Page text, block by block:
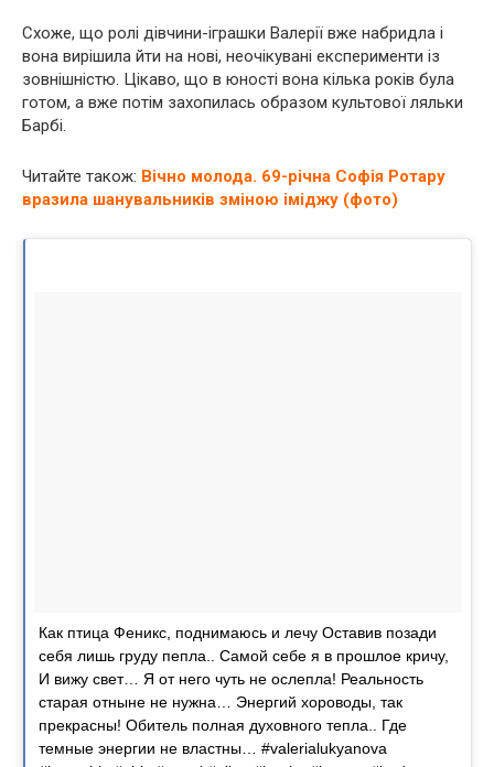
Схоже, що ролі дівчини-іграшки Валерії вже набридла і
вона вирішила йти на нові, неочікувані експерименти із
зовнішністю. Цікаво, що в юності вона кілька років була
готом, а вже потім захопилась образом культової ляльки
Барбі.
Читайте також: Вічно молода. 69-річна Софія Ротару
вразила шанувальників зміною іміджу (фото)
Как птица Феникс, поднимаюсь и лечу Оставив позади
себя лишь груду пепла.. Самой себе я в прошлое кричу,
И вижу свет… Я от него чуть не ослепла! Реальность
старая отныне не нужна… Энергий хороводы, так
прекрасны! Обитель полная духовного тепла.. Где
темные энергии не властны… #valerialukyanova